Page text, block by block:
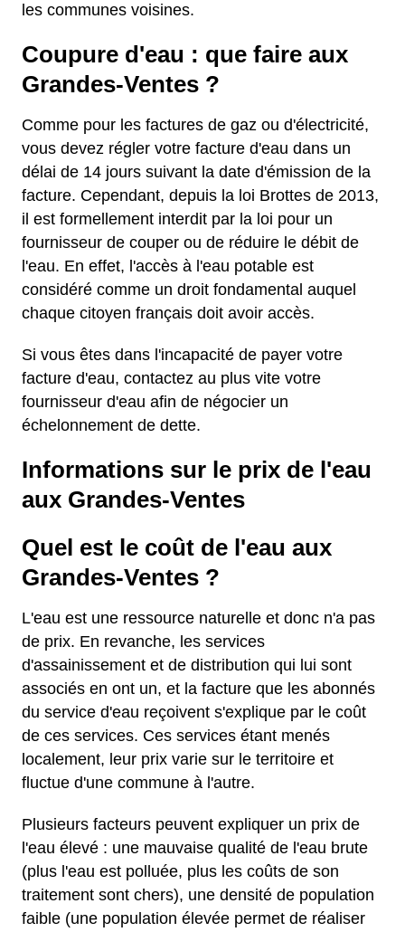
les communes voisines.
Coupure d'eau : que faire aux
Grandes-Ventes ?
Comme pour les factures de gaz ou d'électricité,
vous devez régler votre facture d'eau dans un
délai de 14 jours suivant la date d'émission de la
facture. Cependant, depuis la loi Brottes de 2013,
il est formellement interdit par la loi pour un
fournisseur de couper ou de réduire le débit de
l'eau. En effet, l'accès à l'eau potable est
considéré comme un droit fondamental auquel
chaque citoyen français doit avoir accès.
Si vous êtes dans l'incapacité de payer votre
facture d'eau, contactez au plus vite votre
fournisseur d'eau afin de négocier un
échelonnement de dette.
Informations sur le prix de l'eau
aux Grandes-Ventes
Quel est le coût de l'eau aux
Grandes-Ventes ?
L'eau est une ressource naturelle et donc n'a pas
de prix. En revanche, les services
d'assainissement et de distribution qui lui sont
associés en ont un, et la facture que les abonnés
du service d'eau reçoivent s'explique par le coût
de ces services. Ces services étant menés
localement, leur prix varie sur le territoire et
fluctue d'une commune à l'autre.
Plusieurs facteurs peuvent expliquer un prix de
l'eau élevé : une mauvaise qualité de l'eau brute
(plus l'eau est polluée, plus les coûts de son
traitement sont chers), une densité de population
faible (une population élevée permet de réaliser